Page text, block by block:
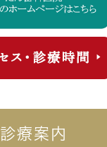
診療案内